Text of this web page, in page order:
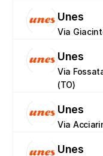
Unes
Via
Unes
Via
(TO)
Unes
Via
Unes